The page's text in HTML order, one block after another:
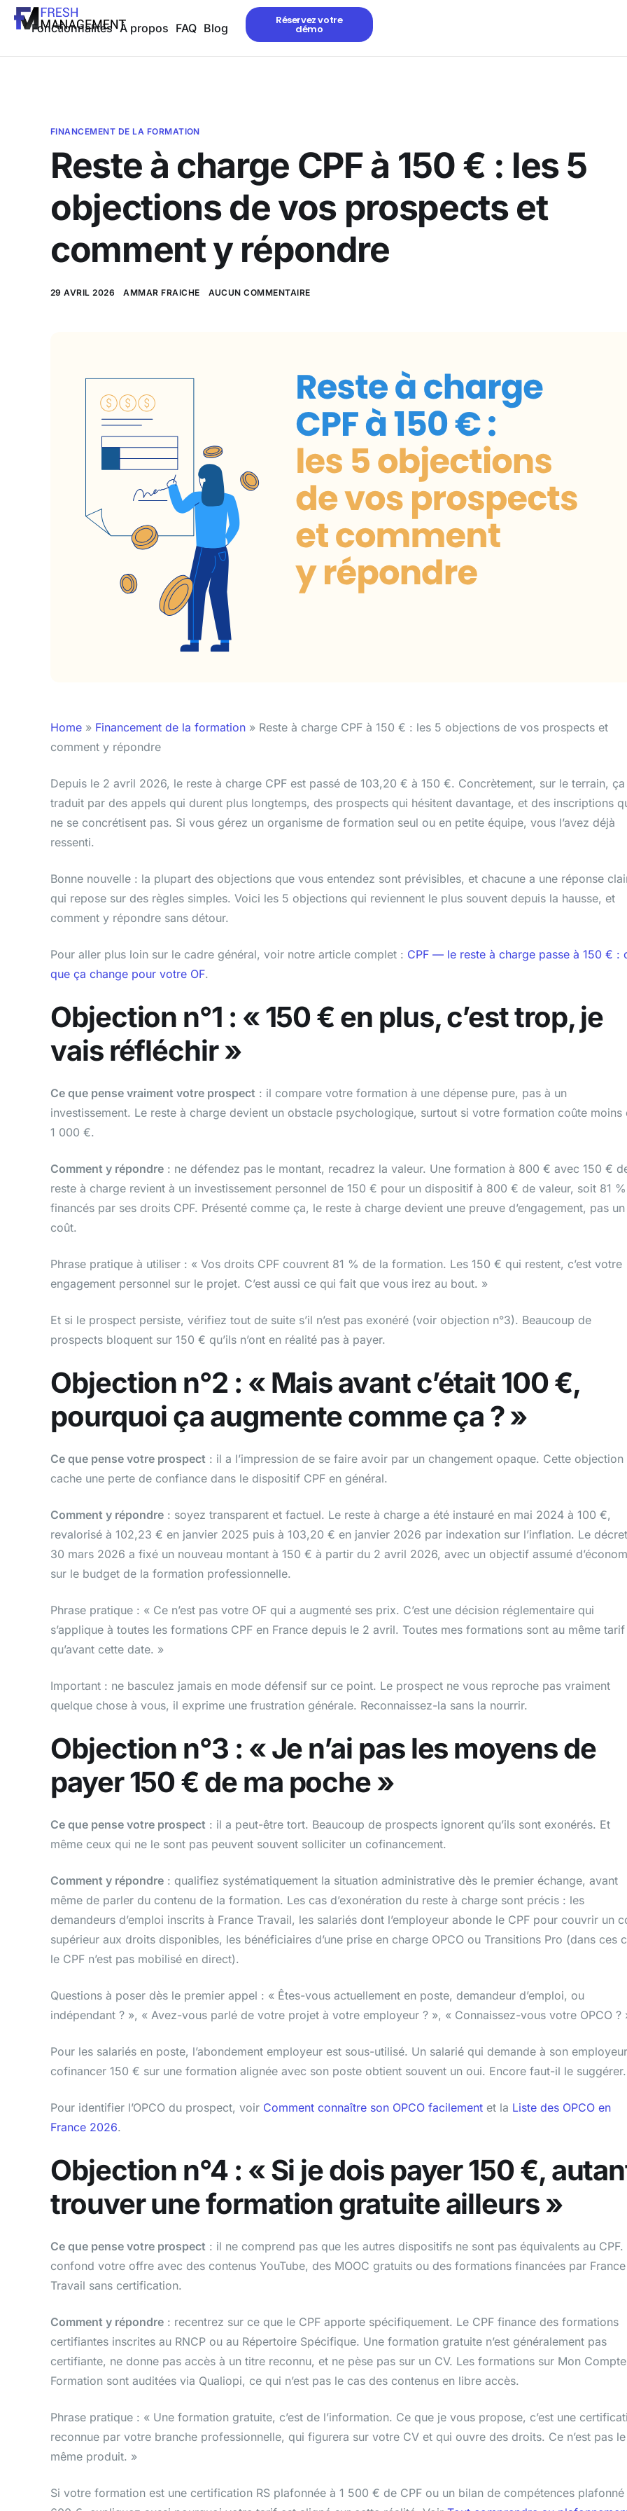
Fonctionnalités À propos FAQ Blog
Réservez votre
démo
FINANCEMENT DE LA FORMATION
Reste à charge CPF à 150 € : les 5
objections de vos prospects et
comment y répondre
29 AVRIL 2026 AMMAR FRAICHE AUCUN COMMENTAIRE
Home » Financement de la formation » Reste à charge CPF à 150 € : les 5 objections de vos prospects et
comment y répondre
Depuis le 2 avril 2026, le reste à charge CPF est passé de 103,20 € à 150 €. Concrètement, sur le terrain, ça
traduit par des appels qui durent plus longtemps, des prospects qui hésitent davantage, et des inscriptions
ne se concrétisent pas. Si vous gérez un organisme de formation seul ou en petite équipe, vous l’avez déjà
ressenti.
Bonne nouvelle : la plupart des objections que vous entendez sont prévisibles, et chacune a une réponse
qui repose sur des règles simples. Voici les 5 objections qui reviennent le plus souvent depuis la hausse, et
comment y répondre sans détour.
Pour aller plus loin sur le cadre général, voir notre article complet : CPF — le reste à charge passe à 150 € :
que ça change pour votre OF.
Objection n°1 : « 150 € en plus, c’est trop, je
vais réfléchir »
Ce que pense vraiment votre prospect : il compare votre formation à une dépense pure, pas à un
investissement. Le reste à charge devient un obstacle psychologique, surtout si votre formation coûte moins
1 000 €.
Comment y répondre : ne défendez pas le montant, recadrez la valeur. Une formation à 800 € avec 150 €
reste à charge revient à un investissement personnel de 150 € pour un dispositif à 800 € de valeur, soit 81 %
financés par ses droits CPF. Présenté comme ça, le reste à charge devient une preuve d’engagement, pas un
coût.
Phrase pratique à utiliser : « Vos droits CPF couvrent 81 % de la formation. Les 150 € qui restent, c’est votre
engagement personnel sur le projet. C’est aussi ce qui fait que vous irez au bout. »
Et si le prospect persiste, vérifiez tout de suite s’il n’est pas exonéré (voir objection n°3). Beaucoup de
prospects bloquent sur 150 € qu’ils n’ont en réalité pas à payer.
Objection n°2 : « Mais avant c’était 100 €,
pourquoi ça augmente comme ça ? »
Ce que pense votre prospect : il a l’impression de se faire avoir par un changement opaque. Cette objection
cache une perte de confiance dans le dispositif CPF en général.
Comment y répondre : soyez transparent et factuel. Le reste à charge a été instauré en mai 2024 à 100 €,
revalorisé à 102,23 € en janvier 2025 puis à 103,20 € en janvier 2026 par indexation sur l’inflation. Le
30 mars 2026 a fixé un nouveau montant à 150 € à partir du 2 avril 2026, avec un objectif assumé
sur le budget de la formation professionnelle.
Phrase pratique : « Ce n’est pas votre OF qui a augmenté ses prix. C’est une décision réglementaire qui
s’applique à toutes les formations CPF en France depuis le 2 avril. Toutes mes formations sont au même tarif
qu’avant cette date. »
Important : ne basculez jamais en mode défensif sur ce point. Le prospect ne vous reproche pas vraiment
quelque chose à vous, il exprime une frustration générale. Reconnaissez-la sans la nourrir.
Objection n°3 : « Je n’ai pas les moyens de
payer 150 € de ma poche »
Ce que pense votre prospect : il a peut-être tort. Beaucoup de prospects ignorent qu’ils sont exonérés. Et
même ceux qui ne le sont pas peuvent souvent solliciter un cofinancement.
Comment y répondre : qualifiez systématiquement la situation administrative dès le premier échange, avant
même de parler du contenu de la formation. Les cas d’exonération du reste à charge sont précis : les
demandeurs d’emploi inscrits à France Travail, les salariés dont l’employeur abonde le CPF pour couvrir un
supérieur aux droits disponibles, les bénéficiaires d’une prise en charge OPCO ou Transitions Pro (dans ces
le CPF n’est pas mobilisé en direct).
Questions à poser dès le premier appel : « Êtes-vous actuellement en poste, demandeur d’emploi, ou
indépendant ? », « Avez-vous parlé de votre projet à votre employeur ? », « Connaissez-vous votre OPCO ?
Pour les salariés en poste, l’abondement employeur est sous-utilisé. Un salarié qui demande à son
cofinancer 150 € sur une formation alignée avec son poste obtient souvent un oui. Encore faut-il le suggérer.
Pour identifier l’OPCO du prospect, voir Comment connaître son OPCO facilement et la Liste des OPCO en
France 2026.
Objection n°4 : « Si je dois payer 150 €,
trouver une formation gratuite ailleurs »
Ce que pense votre prospect : il ne comprend pas que les autres dispositifs ne sont pas équivalents au CPF.
confond votre offre avec des contenus YouTube, des MOOC gratuits ou des formations financées par France
Travail sans certification.
Comment y répondre : recentrez sur ce que le CPF apporte spécifiquement. Le CPF finance des formations
certifiantes inscrites au RNCP ou au Répertoire Spécifique. Une formation gratuite n’est généralement pas
certifiante, ne donne pas accès à un titre reconnu, et ne pèse pas sur un CV. Les formations sur Mon Compte
Formation sont auditées via Qualiopi, ce qui n’est pas le cas des contenus en libre accès.
Phrase pratique : « Une formation gratuite, c’est de l’information. Ce que je vous propose, c’est une
reconnue par votre branche professionnelle, qui figurera sur votre CV et qui ouvre des droits. Ce n’est pas le
même produit. »
Si votre formation est une certification RS plafonnée à 1 500 € de CPF ou un bilan de compétences plafonné